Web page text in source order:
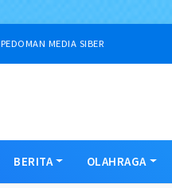
PEDOMAN MEDIA SIBER
BERITA OLAHRAGA